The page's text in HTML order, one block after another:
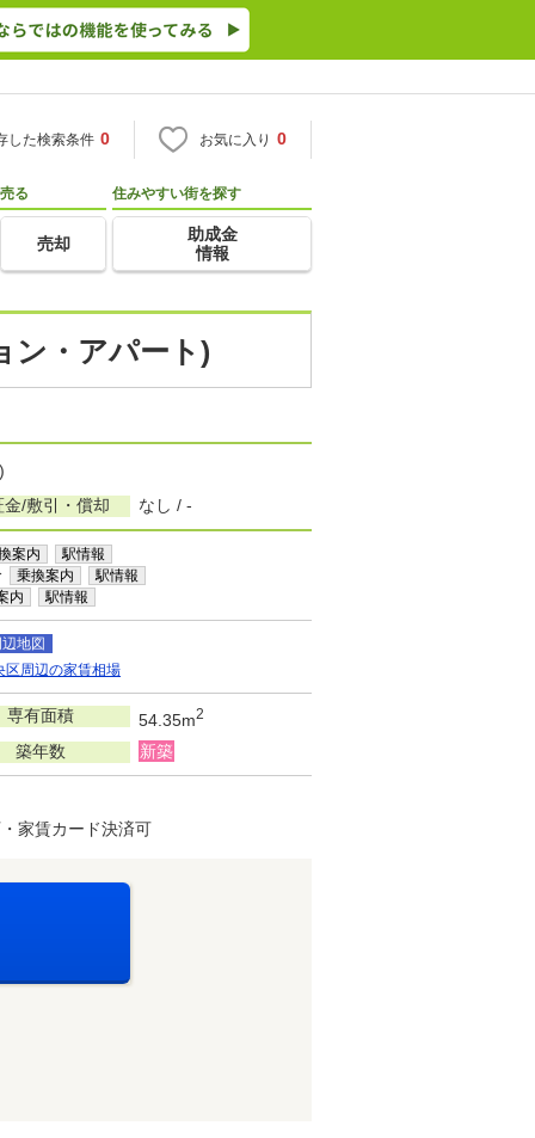
した検索条件 0 お気に入り 0
売る
売却
住みやすい街を探す
助成金
情報
ン・アパート)
金/敷引・償却
なし / -
案内 駅情報
乗換案内
駅情報
内
駅情報
地図
区周辺の家賃相場
専有面積 54.35m2
築年数 新築
家賃カード決済可